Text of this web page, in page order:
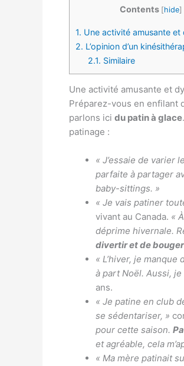
Contents [hide]
1. Une activité amusante et
2. L’opinion d’un
2.1. Similaire
Une activité amusante et
Préparez-vous en enfilant
parlons ici du patin à glace
patinage :
« J’essaie de varier
parfaite à partager
baby-sittings. »
« Je vais patiner
vivant au Canada. «
déprime hivernale.
divertir et de bouger
« L’hiver, je
à part Noël. Aussi,
ans.
« Je patine en club
se sédentariser, »
pour cette saison.
et agréable, cela
« Ma mère patinait